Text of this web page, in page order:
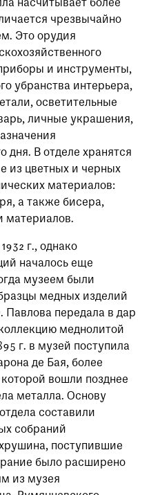
музея
Ваше
лучше!
насчитывает более
чрезвычайно
Это орудия
и инструменты,
убранства интерьера,
осветительные
личные украшения,
дня. В отделе хранятся
из цветных и черных
материалов:
а также бисера,
материалов.
г., однако
началось еще
музеем были
медных изделий
Павлова передала в дар
меднолитой
г. в музей поступила
де Бая, более
вошли позднее
металла. Основу
составили
собраний
поступившие
было расширено
из музея